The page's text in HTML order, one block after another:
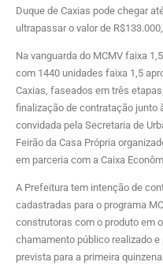
Duque de Caxias pode chegar
ultrapassar o valor de
Na vanguarda do MCMV faixa
com 1440 unidades faixa 1,5
Caxias, faseados em três
finalização de contratação junto
convidada pela Secretaria de
Feirão da Casa Própria
em parceria com a Caixa
A Prefeitura tem intenção de
cadastradas para o programa
construtoras com o produto em
chamamento público realizado
prevista para a primeira